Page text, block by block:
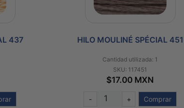
437 HILO MOULINÉ SPÉCIAL 451
Cantidad utilizada: 1
SKU: 117451
$17.00 MXN
- + Comprar